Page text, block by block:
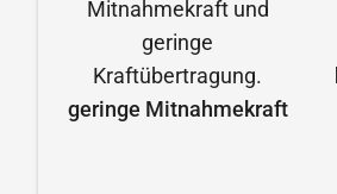
geringe Mitnahmekraft